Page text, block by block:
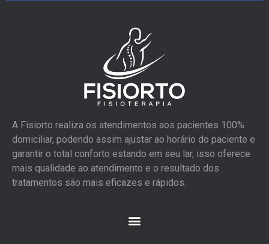
A Fisiorto realiza os atendimentos aos pacientes 100%
domiciliar, podendo assim ajustar ao horário do paciente e
garantir o total conforto estando em seu lar, isso oferece
mais qualidade ao atendimento e o resultado dos
tratamentos são mais eficazes e rápidos.